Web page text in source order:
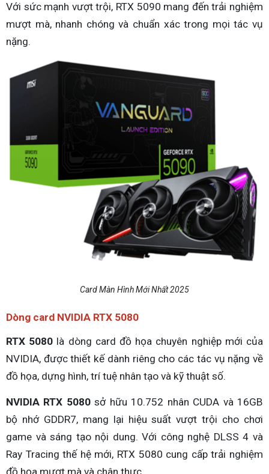
Với sức mạnh vượt trội, RTX 5090 mang đến trải nghiệm
mượt mà, nhanh chóng và chuẩn xác trong mọi tác vụ
nặng.
Card Màn Hình Mới Nhất 2025
Dòng card NVIDIA RTX 5080
RTX 5080 là dòng card đồ họa chuyên nghiệp mới của
NVIDIA, được thiết kế dành riêng cho các tác vụ nặng về
đồ họa, dựng hình, trí tuệ nhân tạo và kỹ thuật số.
NVIDIA RTX 5080sở hữu 10.752 nhân CUDA và 16GB
bộ nhớ GDDR7, mang lại hiệu suất vượt trội cho chơi
game và sáng tạo nội dung. Với công nghệ DLSS 4 và
Ray Tracing thế hệ mới, RTX 5080 cung cấp trải nghiệm
đồ họa mượt mà và chân thực.